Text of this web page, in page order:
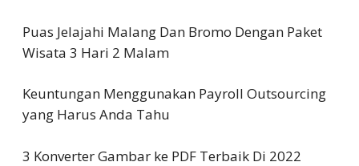
Puas Jelajahi Malang Dan Bromo Dengan Paket
Wisata 3 Hari 2 Malam
Keuntungan Menggunakan Payroll Outsourcing
yang Harus Anda Tahu
3 Konverter Gambar ke PDF Terbaik Di 2022